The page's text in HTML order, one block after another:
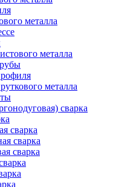
металла
металла
металла
сварка
сварка
сварка
сварка